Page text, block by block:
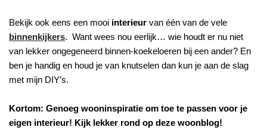
Bekijk ook eens een mooi interieur van één van de vele
binnenkijkers. Want wees nou eerlijk… wie houdt er nu niet
van lekker ongegeneerd binnen-koekeloeren bij een ander? En
ben je handig en houd je van knutselen dan kun je aan de slag
met mijn DIY’s.
Kortom: Genoeg wooninspiratie om toe te passen voor je
eigen interieur! Kijk lekker rond op deze woonblog!